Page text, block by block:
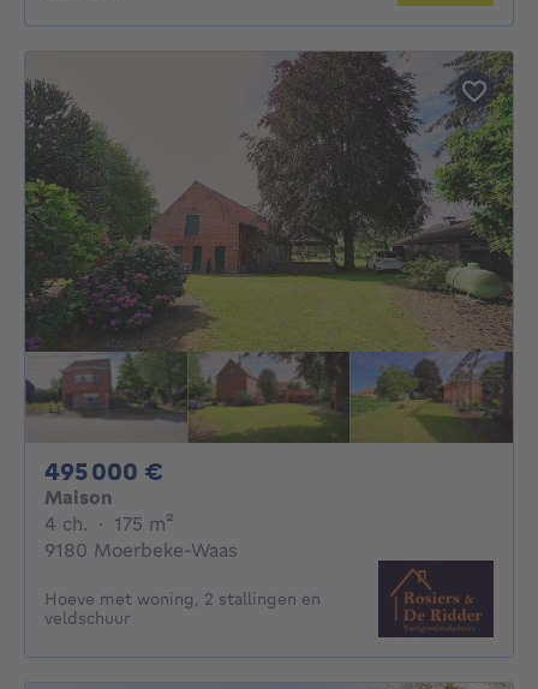
495 000 €
Maison
4 ch. 4 chambres
· 175 m²
9180 Moerbeke-Waas
Hoeve met woning, 2 stallingen en
veldschuur